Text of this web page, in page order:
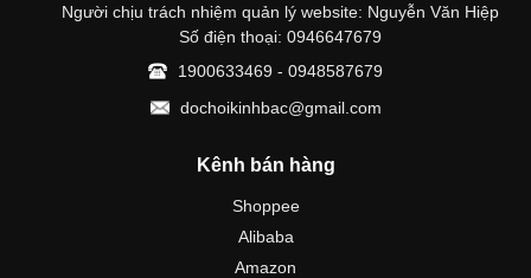
Người chịu trách nhiệm quản lý website: Nguyễn Văn Hiệp
Số điện thoại: 0946647679
1900633469 - 0948587679
dochoikinhbac@gmail.com
Kênh bán hàng
Shoppee
Alibaba
Amazon